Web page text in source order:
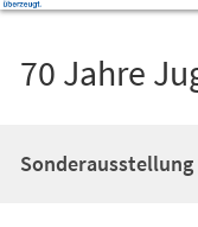
70 Jahre
Sonderausstellung